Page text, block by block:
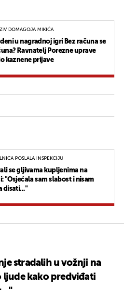
DOMAGOJA MIKIĆA
u nagradnoj igri Bez računa se
Ravnatelj Porezne uprave
kaznene prijave
POSLALA INSPEKCIJU
se gljivama kupljenima na
"Osjećala sam slabost i nisam
disati..."
stradalih u vožnji na
ljude kako predviđati